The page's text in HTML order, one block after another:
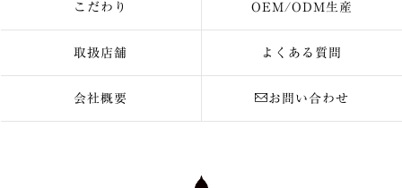
こだわり OEM/ODM生産
取扱店舗 よくある質問
会社概要 お問い合わせ